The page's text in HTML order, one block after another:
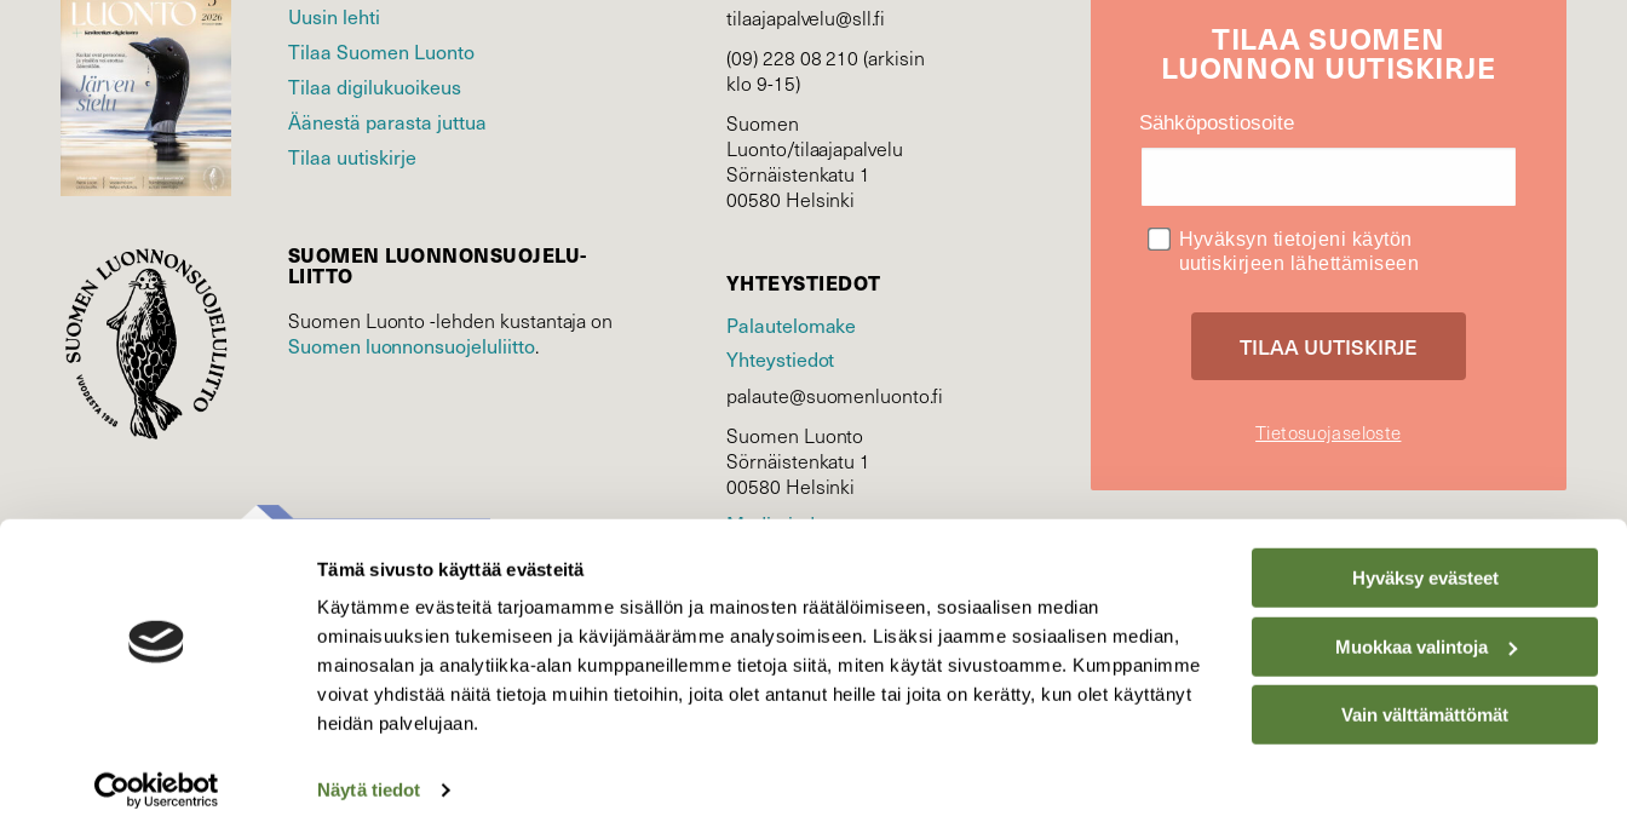
Tämä sivusto käyttää evästeitä
Käytämme evästeitä tarjoamamme sisällön ja mainosten räätälöimiseen, sosiaalisen median
ominaisuuksien tukemiseen ja kävijämäärämme analysoimiseen. Lisäksi jaamme sosiaalisen median,
mainosalan ja analytiikka-alan kumppaneillemme tietoja siitä, miten käytät sivustoamme. Kumppanimme
voivat yhdistää näitä tietoja muihin tietoihin, joita olet antanut heille tai joita on kerätty, kun olet käyttänyt
heidän palvelujaan.
Näytä tiedot
Hyväksy evästeet
Muokkaa valintoja
Vain välttämättömät
Uusin lehti
Tilaa Suomen Luonto
Tilaa digilukuoikeus
Äänestä parasta juttua
Tilaa uutiskirje
SUOMEN LUONNON­SUOJELU­
LIITTO
Suomen Luonto -lehden kustantaja on
Suomen luonnonsuojelu­liitto.
tilaajapalvelu@sll.fi
(09) 228 08 210 (arkisin
klo 9-15)
Suomen
Luonto/tilaajapalvelu
Sörnäistenkatu 1
00580 Helsinki
YHTEYSTIEDOT
Palautelomake
Yhteystiedot
palaute@suomenluonto.fi
Suomen Luonto
Sörnäistenkatu 1
00580 Helsinki
Mediatiedot
KIRJAUDU
TILAASUOMEN
LUONNON UUTIS­KIRJE
Sähköpostiosoite
Hyväksyn tietojeni käytön
uutiskirjeen lähettämiseen
Tietosuojaseloste